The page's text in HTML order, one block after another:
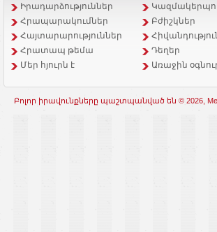
Իրադարձություններ
Հրապարակումներ
Բժիշկներ
Հայտարարություններ
Հրատապ թեմա
Դեղեր
Մեր հյուրն է
Առաջին
Բոլոր իրավունքները պաշտպանված են © 2026,